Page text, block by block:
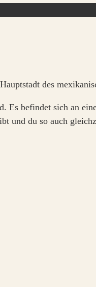
des
Es befindet sich an
und du so auch